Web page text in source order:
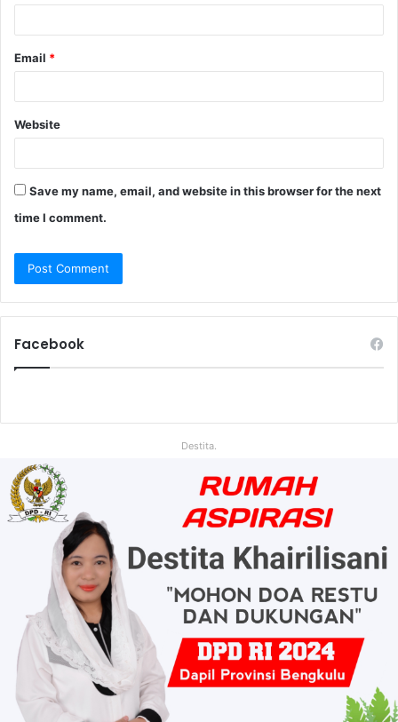
Email *
Website
Save my name, email, and website in this browser for the next
time I comment.
Facebook
Destita.